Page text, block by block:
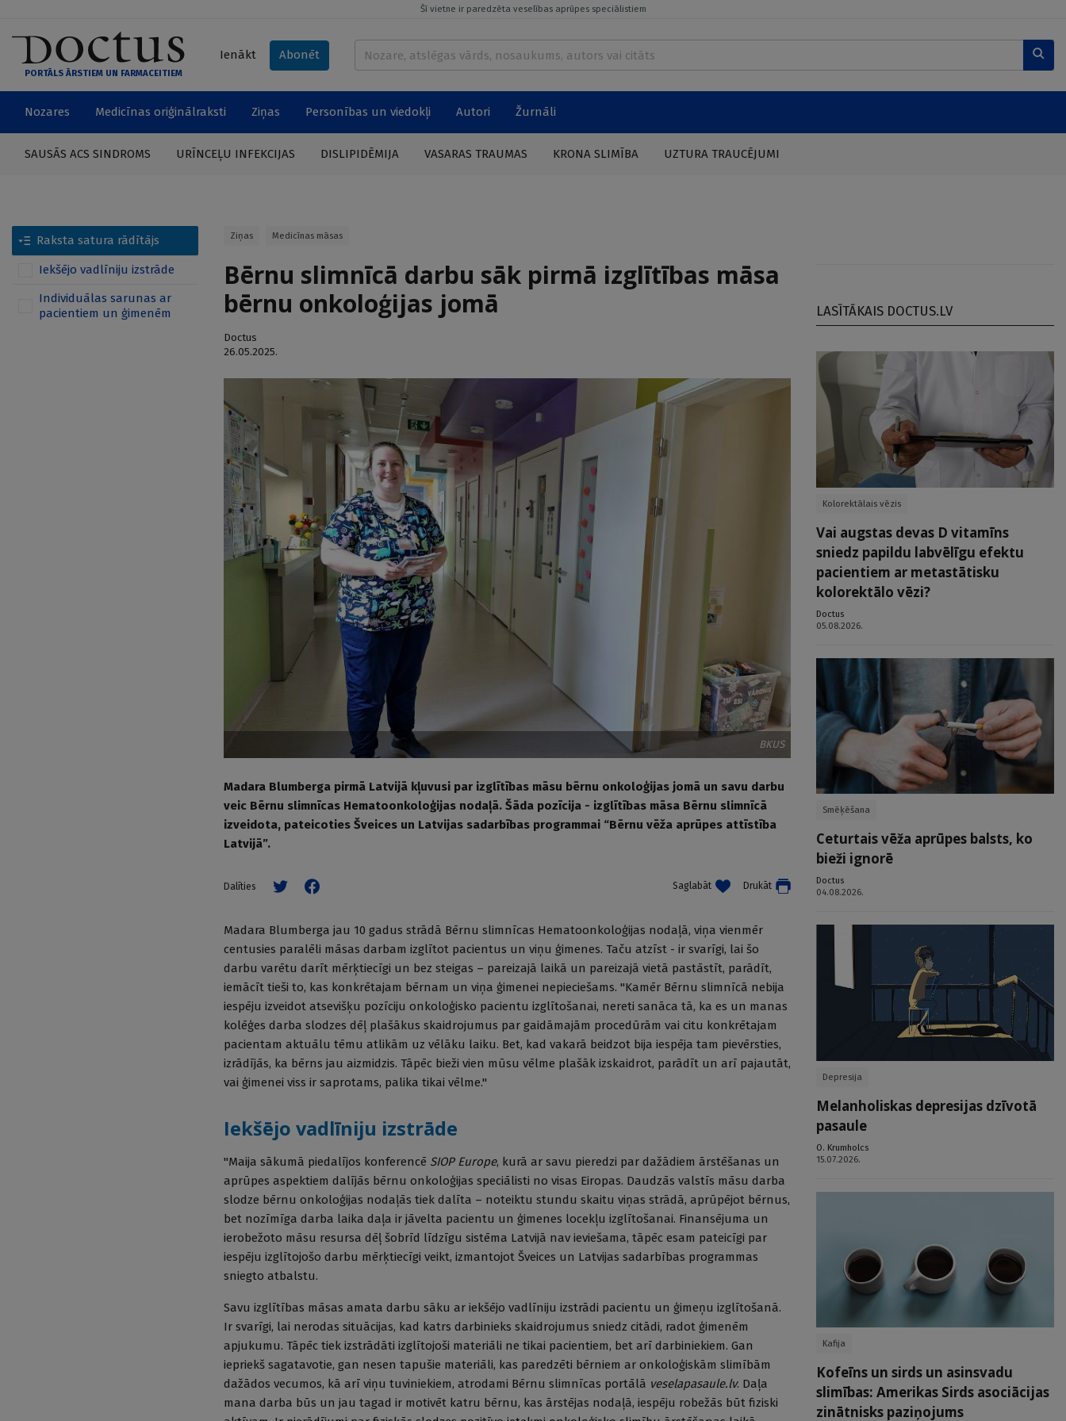
Šī vietne ir paredzēta veselības aprūpes speciālistiem
PORTĀLS ĀRSTIEM UN FARMACEITIEM
Ienākt Abonēt
Nozares Medicīnas oriģinālraksti Ziņas Personības un viedokļi Autori Žurnāli
SAUSĀS ACS SINDROMS URĪNCEĻU INFEKCIJAS DISLIPIDĒMIJA VASARAS TRAUMAS KRONA SLIMĪBA UZTURA TRAUCĒJUMI
Raksta satura rādītājs
Iekšējo vadlīniju izstrāde
Individuālas sarunas ar
pacientiem un ģimenēm
Ziņas Medicīnas māsas
Bērnu slimnīcā darbu sāk pirmā izglītības māsa
bērnu onkoloģijas jomā
Doctus
26.05.2025.
BKUS
Madara Blumberga pirmā Latvijā kļuvusi par izglītības māsu bērnu onkoloģijas jomā un savu darbu
veic Bērnu slimnīcas Hematoonkoloģijas nodaļā. Šāda pozīcija - izglītības māsa Bērnu slimnīcā
izveidota, pateicoties Šveices un Latvijas sadarbības programmai “Bērnu vēža aprūpes attīstība
Latvijā”.
Dalīties Saglabāt Drukāt
Madara Blumberga jau 10 gadus strādā Bērnu slimnīcas Hematoonkoloģijas nodaļā, viņa vienmēr
centusies paralēli māsas darbam izglītot pacientus un viņu ģimenes. Taču atzīst - ir svarīgi, lai šo
darbu varētu darīt mērķtiecīgi un bez steigas – pareizajā laikā un pareizajā vietā pastāstīt, parādīt,
iemācīt tieši to, kas konkrētajam bērnam un viņa ģimenei nepieciešams. "Kamēr Bērnu slimnīcā nebija
iespēju izveidot atsevišķu pozīciju onkoloģisko pacientu izglītošanai, nereti sanāca tā, ka es un manas
kolēģes darba slodzes dēļ plašākus skaidrojumus par gaidāmajām procedūrām vai citu konkrētajam
pacientam aktuālu tēmu atlikām uz vēlāku laiku. Bet, kad vakarā beidzot bija iespēja tam pievērsties,
izrādījās, ka bērns jau aizmidzis. Tāpēc bieži vien mūsu vēlme plašāk izskaidrot, parādīt un arī pajautāt,
vai ģimenei viss ir saprotams, palika tikai vēlme."
Iekšējo vadlīniju izstrāde
"Maija sākumā piedalījos konferencē SIOP Europe, kurā ar savu pieredzi par dažādiem ārstēšanas un
aprūpes aspektiem dalījās bērnu onkoloģijas speciālisti no visas Eiropas. Daudzās valstīs māsu darba
slodze bērnu onkoloģijas nodaļās tiek dalīta – noteiktu stundu skaitu viņas strādā, aprūpējot bērnus,
bet nozīmīga darba laika daļa ir jāvelta pacientu un ģimenes locekļu izglītošanai. Finansējuma un
ierobežoto māsu resursa dēļ šobrīd līdzīgu sistēma Latvijā nav ieviešama, tāpēc esam pateicīgi par
iespēju izglītojošo darbu mērķtiecīgi veikt, izmantojot Šveices un Latvijas sadarbības programmas
sniegto atbalstu.
Savu izglītības māsas amata darbu sāku ar iekšējo vadlīniju izstrādi pacientu un ģimeņu izglītošanā.
Ir svarīgi, lai nerodas situācijas, kad katrs darbinieks skaidrojumus sniedz citādi, radot ģimenēm
apjukumu. Tāpēc tiek izstrādāti izglītojoši materiāli ne tikai pacientiem, bet arī darbiniekiem. Gan
iepriekš sagatavotie, gan nesen tapušie materiāli, kas paredzēti bērniem ar onkoloģiskām slimībām
dažādos vecumos, kā arī viņu tuviniekiem, atrodami Bērnu slimnīcas portālā veselapasaule.lv. Daļa
mana darba būs un jau tagad ir motivēt katru bērnu, kas ārstējas nodaļā, iespēju robežās būt fiziski
LASĪTĀKAIS DOCTUS.LV
Kolorektālais vēzis
Vai augstas devas D vitamīns
sniedz papildu labvēlīgu efektu
pacientiem ar metastātisku
kolorektālo vēzi?
Doctus
05.08.2026.
Smēķēšana
Ceturtais vēža aprūpes balsts, ko
bieži ignorē
Doctus
04.08.2026.
Depresija
Melanholiskas depresijas dzīvotā
pasaule
O. Krumholcs
15.07.2026.
Kafija
Kofeīns un sirds un asinsvadu
slimības: Amerikas Sirds asociācijas
zinātnisks paziņojums